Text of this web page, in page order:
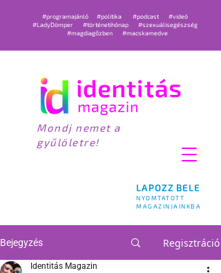
LAPOZZ BELE
NYOMTATOTT
MAGAZINJAINKBA
#programajánló #politika #podcast
#videó
#LadyDömper
#történetihónap
#szexuálisegészség
#magdiagőzben
#macskamedve
Mondj nemet a
gyűlöletre!
Bejegyzés Regisztráció
Identitás Magazin